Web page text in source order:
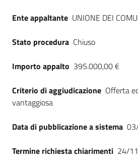
Ente appaltante UNIONE DEI
Stato procedura Chiuso
Importo appalto 395.000,00 €
Criterio di aggiudicazione Offerta
vantaggiosa
Data di pubblicazione a sistema
Termine richiesta chiarimenti 24/